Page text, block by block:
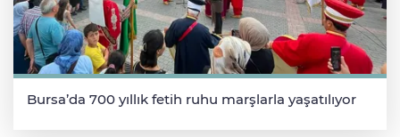
Bursa’da 700 yıllık fetih ruhu marşlarla yaşatılıyor